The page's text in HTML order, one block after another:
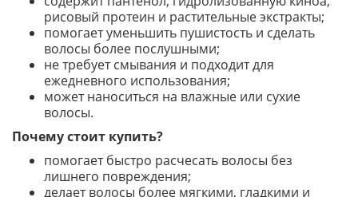
рисовый протеин и растительные экстракты;
помогает уменьшить пушистость и сделать
волосы более послушными;
не требует смывания и подходит для
ежедневного использования;
может наноситься на влажные или сухие
волосы.
Почему стоит купить?
помогает быстро расчесать волосы без
лишнего повреждения;
делает волосы более мягкими, гладкими и